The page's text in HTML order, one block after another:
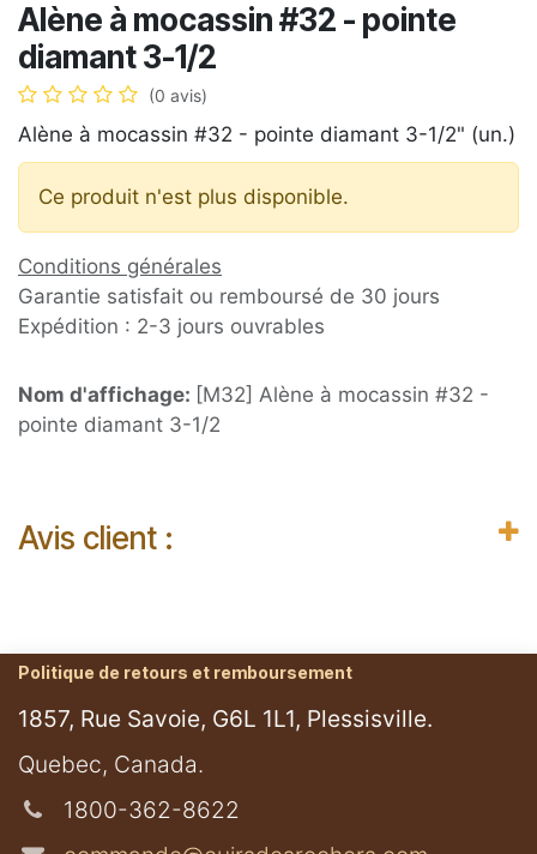
Alène à mocassin #32 - pointe
diamant 3-1/2
(0 avis)
Alène à mocassin #32 - pointe diamant 3-1/2" (un.)
Ce produit n'est plus disponible.
Conditions générales
Garantie satisfait ou remboursé de 30 jours
Expédition : 2-3 jours ouvrables
Nom d'affichage: [M32] Alène à mocassin #32 -
pointe diamant 3-1/2
Avis client :
Politique de retours et remboursement
1857, Rue Savoie, G6L 1L1, Plessisville.
​Quebec, Canada.
1800-362-8622